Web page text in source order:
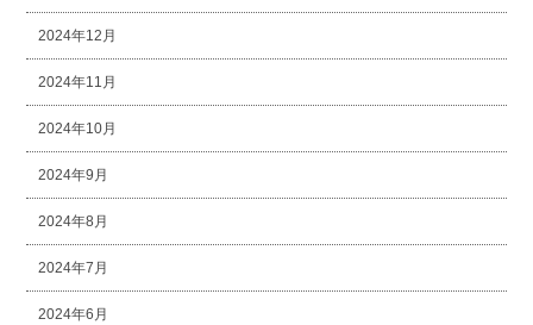
2024年12月
2024年11月
2024年10月
2024年9月
2024年8月
2024年7月
2024年6月